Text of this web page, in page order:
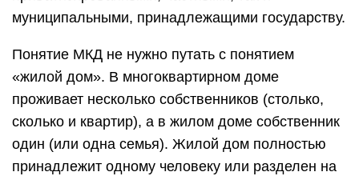
муниципальными, принадлежащими государству.
Понятие МКД не нужно путать с понятием
«жилой дом». В многоквартирном доме
проживает несколько собственников (столько,
сколько и квартир), а в жилом доме собственник
один (или одна семья). Жилой дом полностью
принадлежит одному человеку или разделен на